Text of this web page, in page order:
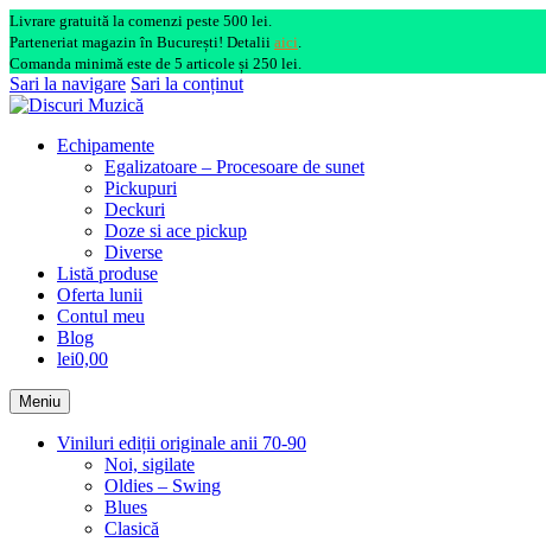
Livrare gratuită la comenzi peste 500 lei.
Parteneriat magazin în București! Detalii aici.
Comanda minimă este de 5 articole și 250 lei.
Sari la navigare Sari la conținut
Echipamente
Egalizatoare – Procesoare de sunet
Pickupuri
Deckuri
Doze si ace pickup
Diverse
Listă produse
Oferta lunii
Contul meu
Blog
lei0,00
Meniu
Viniluri ediții originale anii 70-90
Noi, sigilate
Oldies – Swing
Blues
Clasică